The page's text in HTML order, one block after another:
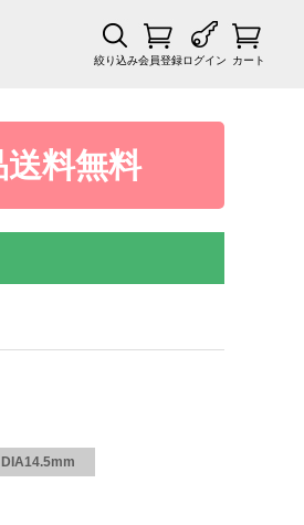
絞り込み会員登録ログイン カート
料無料
DIA14.5mm